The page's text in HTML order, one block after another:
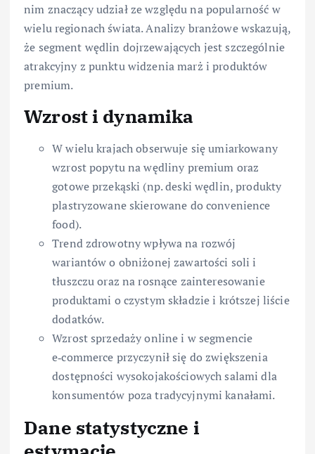
nim znaczący udział ze względu na popularność w
wielu regionach świata. Analizy branżowe wskazują,
że segment wędlin dojrzewających jest szczególnie
atrakcyjny z punktu widzenia marż i produktów
premium.
Wzrost i dynamika
W wielu krajach obserwuje się umiarkowany
wzrost popytu na wędliny premium oraz
gotowe przekąski (np. deski wędlin, produkty
plastryzowane skierowane do convenience
food).
Trend zdrowotny wpływa na rozwój
wariantów o obniżonej zawartości soli i
tłuszczu oraz na rosnące zainteresowanie
produktami o czystym składzie i krótszej liście
dodatków.
Wzrost sprzedaży online i w segmencie
e‑commerce przyczynił się do zwiększenia
dostępności wysokojakościowych salami dla
konsumentów poza tradycyjnymi kanałami.
Dane statystyczne i